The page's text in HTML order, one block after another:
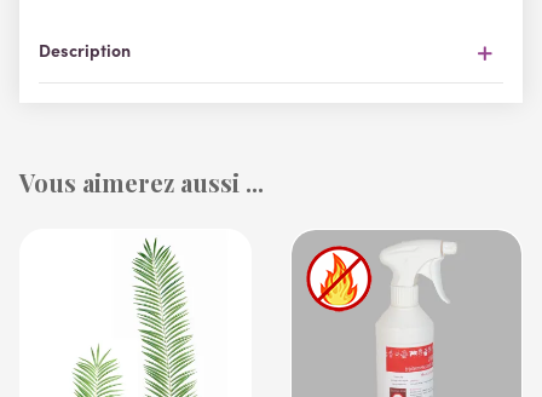
Description
Vous aimerez aussi ...